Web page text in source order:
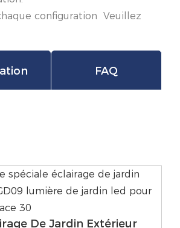
configuration Veuillez
FAQ
De Jardin Extérieur